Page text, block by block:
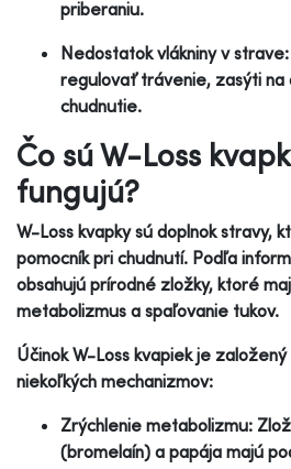
priberaniu.
Nedostatok vlákniny v
regulovať trávenie, zasýti na
chudnutie.
Čo sú W-Loss
fungujú?
W-Loss kvapky sú doplnok stravy,
pomocník pri chudnutí. Podľa
obsahujú prírodné zložky, ktoré
metabolizmus a spaľovanie tukov.
Účinok W-Loss kvapiek je založený
niekoľkých mechanizmov:
Zrýchlenie metabolizmu:
(bromelaín) a papája majú